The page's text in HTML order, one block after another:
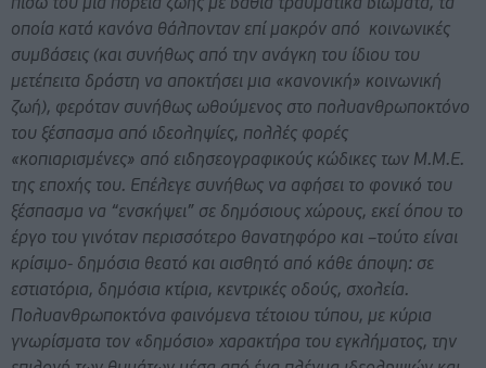
πίσω του μια πορεία ζωής με βαθιά τραυματικά βιώματα, τα
οποία κατά κανόνα θάλπονταν επί μακρόν από κοινωνικές
συμβάσεις (και συνήθως από την ανάγκη του ίδιου του
μετέπειτα δράστη να αποκτήσει μια «κανονική» κοινωνική
ζωή), φερόταν συνήθως ωθούμενος στο πολυανθρωποκτόνο
του ξέσπασμα από ιδεοληψίες, πολλές φορές
«κοπιαρισμένες» από ειδησεογραφικούς κώδικες των Μ.Μ.Ε.
της εποχής του. Επέλεγε συνήθως να αφήσει το φονικό του
ξέσπασμα να “ενσκήψει” σε δημόσιoυς χώρους, εκεί όπου το
έργο του γινόταν περισσότερο θανατηφόρο και –τούτο είναι
κρίσιμο- δημόσια θεατό και αισθητό από κάθε άποψη: σε
εστιατόρια, δημόσια κτίρια, κεντρικές οδούς, σχολεία.
Πολυανθρωποκτόνα φαινόμενα τέτοιου τύπου, με κύρια
γνωρίσματα τον «δημόσιο» χαρακτήρα του εγκλήματος, την